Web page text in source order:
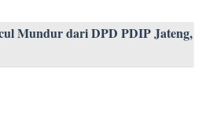
Mundur dari DPD PDIP Jateng,